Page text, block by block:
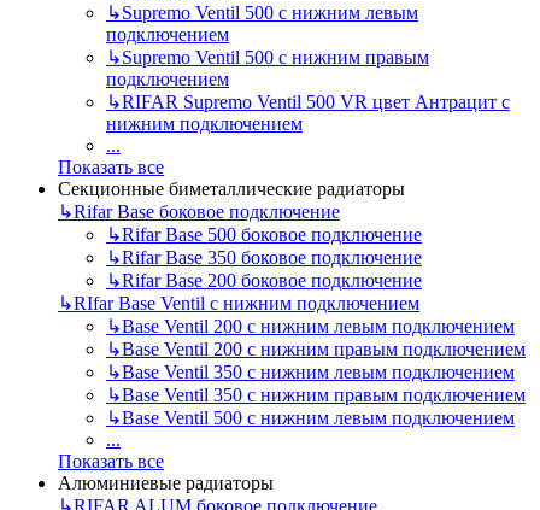
↳Supremo Ventil 500 с нижним левым
подключением
↳Supremo Ventil 500 с нижним правым
подключением
↳RIFAR Supremo Ventil 500 VR цвет Антрацит с
нижним подключением
...
Показать все
Секционные биметаллические радиаторы
↳Rifar Base боковое подключение
↳Rifar Base 500 боковое подключение
↳Rifar Base 350 боковое подключение
↳Rifar Base 200 боковое подключение
↳RIfar Base Ventil с нижним подключением
↳Base Ventil 200 с нижним левым подключением
↳Base Ventil 200 с нижним правым подключением
↳Base Ventil 350 с нижним левым подключением
↳Base Ventil 350 с нижним правым подключением
↳Base Ventil 500 с нижним левым подключением
...
Показать все
Алюминиевые радиаторы
↳RIFAR ALUM боковое подключение